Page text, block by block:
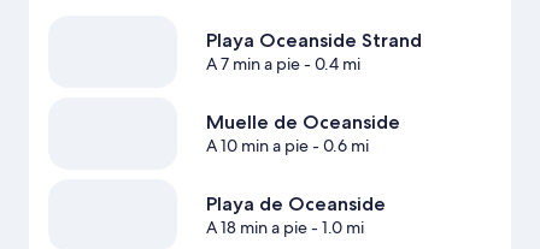
Playa Oceanside Strand
A 7 min a pie- 0.4 mi
Muelle de Oceanside
A 10 min a pie- 0.6 mi
Playa de Oceanside
A 18 min a pie- 1.0 mi